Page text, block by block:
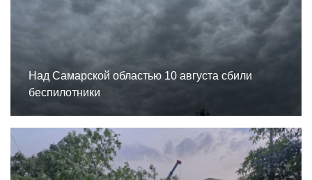
Над Самарской областью 10 августа сбили
беспилотники